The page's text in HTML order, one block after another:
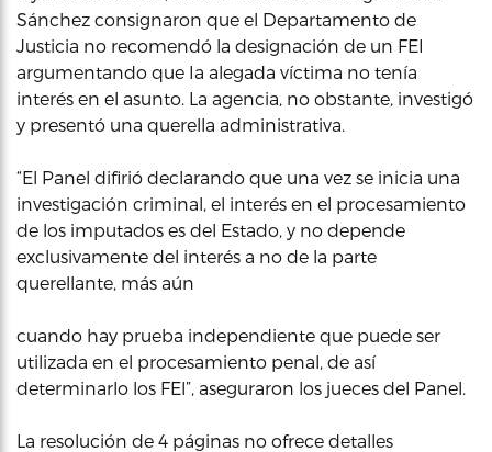
Sánchez consignaron que el Departamento de
Justicia no recomendó la designación de un FEI
argumentando que Ia alegada víctima no tenía
interés en el asunto. La agencia, no obstante, investigó
y presentó una querella administrativa.
“El Panel difirió declarando que una vez se inicia una
investigación criminal, el interés en el procesamiento
de los imputados es del Estado, y no depende
exclusivamente del interés a no de la parte
querellante, más aún
cuando hay prueba independiente que puede ser
utilizada en el procesamiento penal, de así
determinarlo los FEl”, aseguraron los jueces del Panel.
La resolución de 4 páginas no ofrece detalles